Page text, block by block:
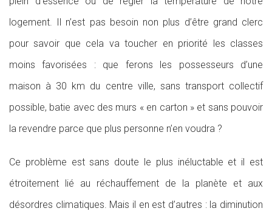
logement. Il n’est pas besoin non plus d’être grand clerc
pour savoir que cela va toucher en priorité les classes
moins favorisées : que ferons les possesseurs d’une
maison à 30 km du centre ville, sans transport collectif
possible, batie avec des murs « en carton » et sans pouvoir
la revendre parce que plus personne n’en voudra ?
Ce problème est sans doute le plus inéluctable et il est
étroitement lié au réchauffement de la planète et aux
désordres climatiques. Mais il en est d’autres : la diminution